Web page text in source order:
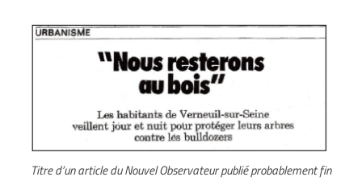
Titre d’un article du Nouvel Observateur publié probablement fin